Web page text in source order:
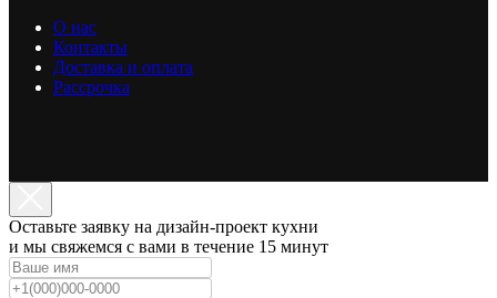
О нас
Контакты
Доставка и оплата
Рассрочка
Оставьте заявку на дизайн-проект кухни
и мы свяжемся с вами в течение 15 минут